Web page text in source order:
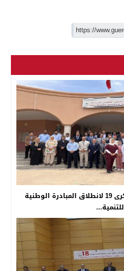
عمالة جرسيف تخلد الذكرى 19 لانطلاق المبادرة الوطنية
للتنمية...